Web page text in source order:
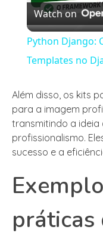
Watch on
Python Django:
Templates no
Além disso, os kits
para a imagem
transmitindo a
profissionalismo.
sucesso e a
práticas